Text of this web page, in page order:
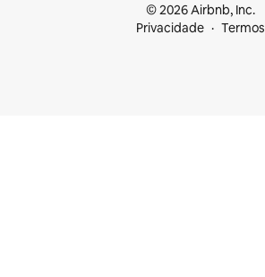
© 2026 Airbnb, Inc.
Privacidade
Termos